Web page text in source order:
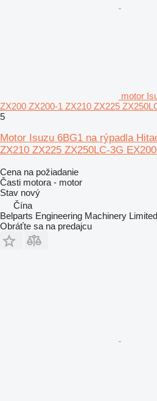
motor
ZX200 ZX200-1 ZX210 ZX225
5
Motor Isuzu 6BG1 na rýpadla
ZX210 ZX225 ZX250LC-3G
Cena na požiadanie
Časti motora - motor
Stav nový
Čína
Belparts Engineering Machinery Limited
Obráťte sa na predajcu